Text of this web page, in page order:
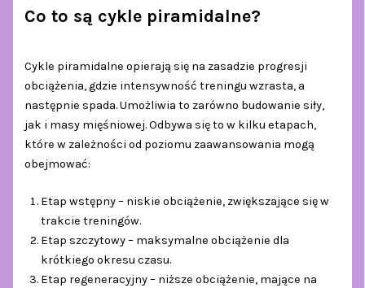
Co to są cykle piramidalne?
Cykle piramidalne opierają się na zasadzie progresji
obciążenia, gdzie intensywność treningu wzrasta, a
następnie spada. Umożliwia to zarówno budowanie siły,
jak i masy mięśniowej. Odbywa się to w kilku etapach,
które w zależności od poziomu zaawansowania mogą
obejmować:
Etap wstępny – niskie obciążenie, zwiększające się w
trakcie treningów.
Etap szczytowy – maksymalne obciążenie dla
krótkiego okresu czasu.
Etap regeneracyjny – niższe obciążenie, mające na